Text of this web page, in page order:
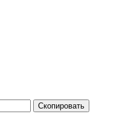
Скопировать